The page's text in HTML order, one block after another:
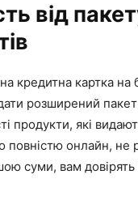
від
кредитна картка на
розширений
продукти, які
повністю онлайн, не
суми, вам